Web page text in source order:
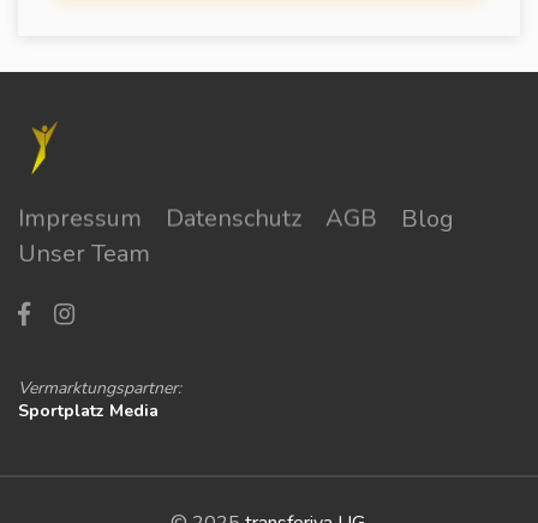
Impressum Datenschutz AGB
Blog
Unser Team
Vermarktungspartner:
Sportplatz Media